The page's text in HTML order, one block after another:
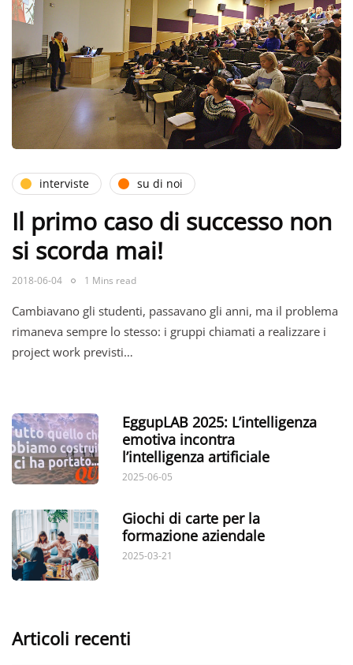
interviste su di noi
Il primo caso di successo non
si scorda mai!
2018-06-04 1 Mins read
Cambiavano gli studenti, passavano gli anni, ma il problema
rimaneva sempre lo stesso: i gruppi chiamati a realizzare i
project work previsti…
EggupLAB 2025: L’intelligenza
emotiva incontra
l’intelligenza artificiale
2025-06-05
Giochi di carte per la
formazione aziendale
2025-03-21
Articoli recenti